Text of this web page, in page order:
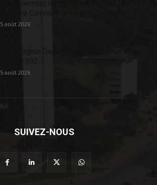
5 août 2026
5 août 2026
SUIVEZ-NOUS